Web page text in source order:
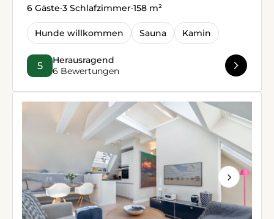
6 Gäste·3 Schlafzimmer·158 m²
Hunde willkommen Sauna Kamin
5
Herausragend
6 Bewertungen